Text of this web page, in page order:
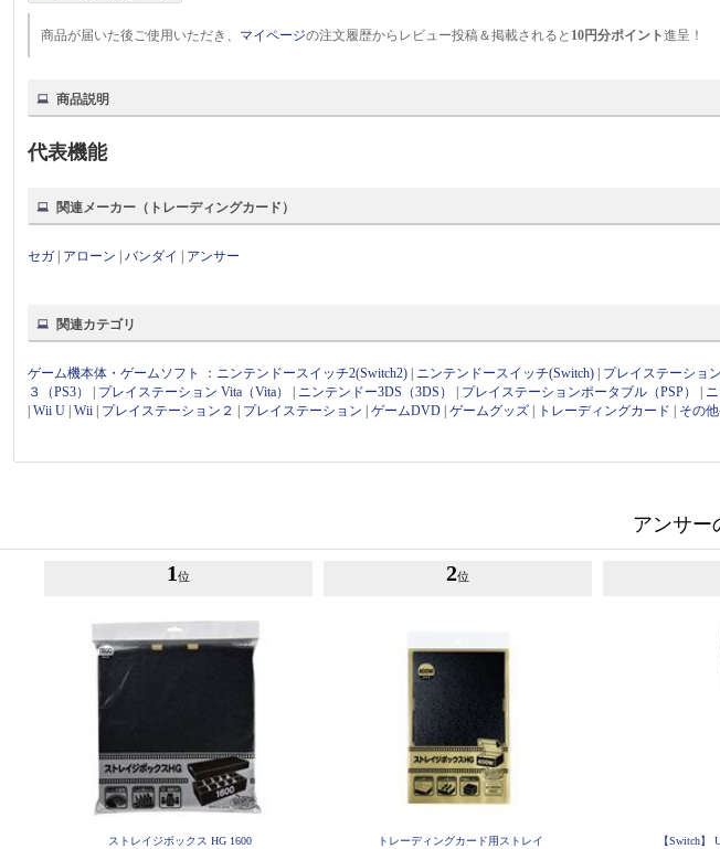
商品が届いた後ご使用いただき、 マイページの注文履歴からレビュー投稿＆掲載されると 10円分ポイント進呈！
商品説明
代表機能
関連メーカー（トレーディングカード）
セガ アローン |バンダイ アンサー
関連カテゴリ
ゲーム機本体・ゲームソフト ： ニンテンドースイッチ2(Switch2) ニンテンドースイッチ(Switch) プレイステーション
３（PS3）
プレイステーション Vita（Vita） ニンテンドー3DS（3DS） プレイステーションポータブル（PSP）
|Wii U |Wii プレイステーション２ プレイステーション |ゲームDVD |ゲームグッズ トレーディングカード その
アンサー
1 位
ストレイジボックス HG 1600
2位
トレーディングカード用ストレイ
【Switch】